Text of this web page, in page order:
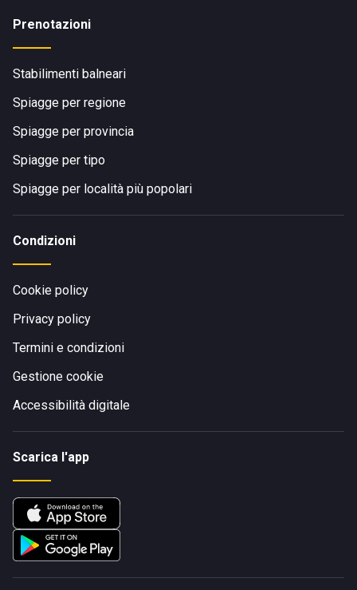
Prenotazioni
Stabilimenti balneari
Spiagge per regione
Spiagge per provincia
Spiagge per tipo
Spiagge per località più popolari
Condizioni
Cookie policy
Privacy policy
Termini e condizioni
Gestione cookie
Accessibilità digitale
Scarica l'app